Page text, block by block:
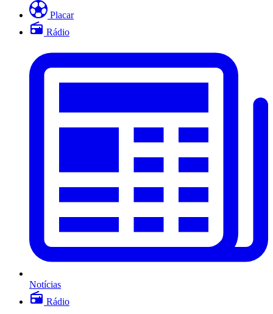
Placar
Rádio
Notícias
Rádio